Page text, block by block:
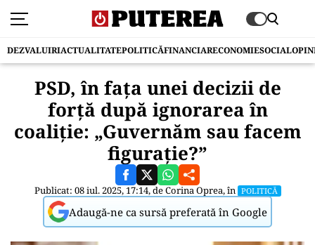
DEZVALUIRIACTUALITATEPOLITICĂFINANCIARECONOMIESOCIAL
PSD, în fața unei decizii de
forță după ignorarea în
coaliție: „Guvernăm sau facem
figurație?”
Publicat: 08 iul. 2025, 17:14, deCorina Oprea, în POLITICĂ
Adaugă-ne ca sursă preferată în Google